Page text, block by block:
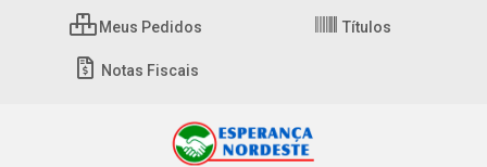
Meus Pedidos Títulos
Notas Fiscais